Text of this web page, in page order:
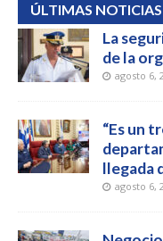
ÚLTIMAS NOTICIAS
La
de la
agosto 6,
“Es un
llegada
agosto 6,